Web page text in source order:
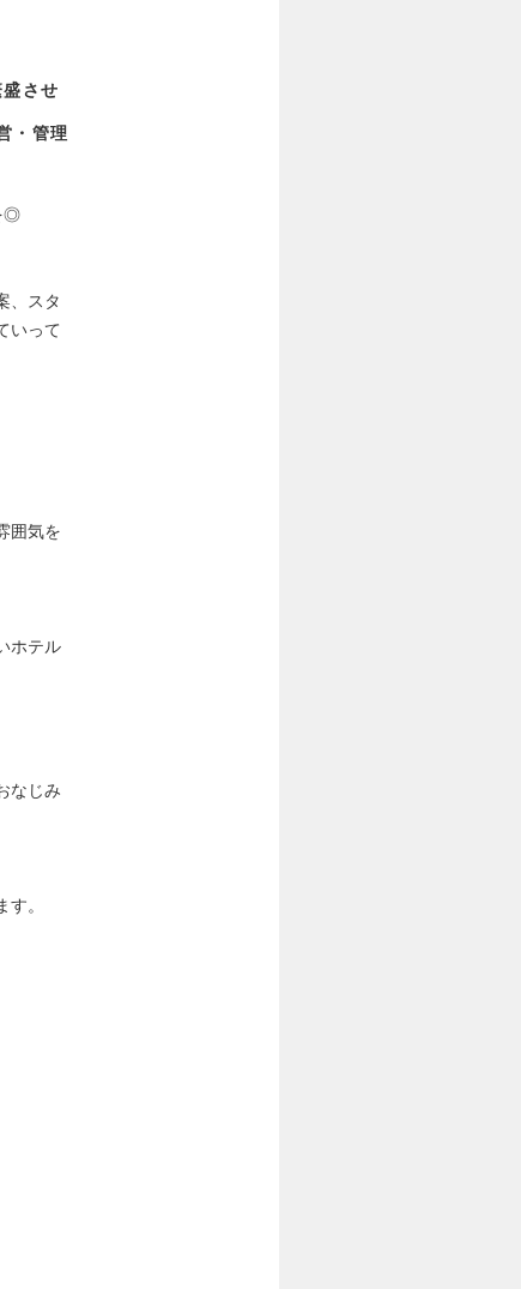
させ
・管理
◎
、スタ
いって
囲気を
ホテル
なじみ
。